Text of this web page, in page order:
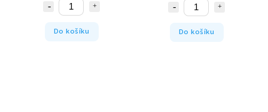
Do košíku Do košíku